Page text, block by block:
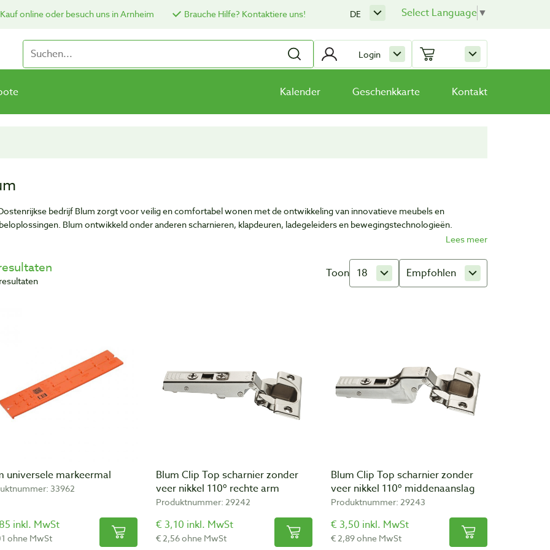
Kauf online oder besuch uns in Arnheim Brauche Hilfe? Kontaktiere uns! Select Language▼
DE
Login
Kalender Geschenkkarte Kontakt
bedrijf Blum zorgt voor veilig en comfortabel wonen met de ontwikkeling van innovatieve meubels en
Blum ontwikkeld onder anderen scharnieren, klapdeuren, ladegeleiders en bewegingstechnologieën.
Toon 18 Empfohlen
universele markeermal
33962
inkl. MwSt
ohne MwSt
Blum Clip Top scharnier zonder
veer nikkel 110º rechte arm
Produktnummer: 29242
€ 3,10 inkl. MwSt
€ 2,56 ohne MwSt
Blum Clip Top scharnier zonder
veer nikkel 110º middenaanslag
Produktnummer: 29243
€ 3,50 inkl. MwSt
€ 2,89 ohne MwSt